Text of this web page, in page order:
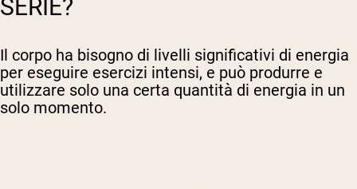
SERIE?
Il corpo ha bisogno di livelli significativi di energia
per eseguire esercizi intensi, e può produrre e
utilizzare solo una certa quantità di energia in un
solo momento.